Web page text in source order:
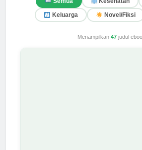
Keluarga Novel/Fiksi
Menampilkan 47judul